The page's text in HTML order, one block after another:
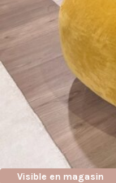
Visible en magasin